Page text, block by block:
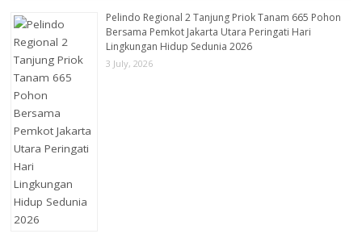
Pelindo Regional 2 Tanjung Priok Tanam 665 Pohon
Bersama Pemkot Jakarta Utara Peringati Hari
Lingkungan Hidup Sedunia 2026
3 July, 2026